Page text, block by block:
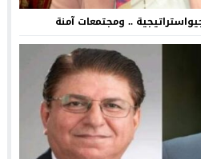
.. ومجتمعات آمنة